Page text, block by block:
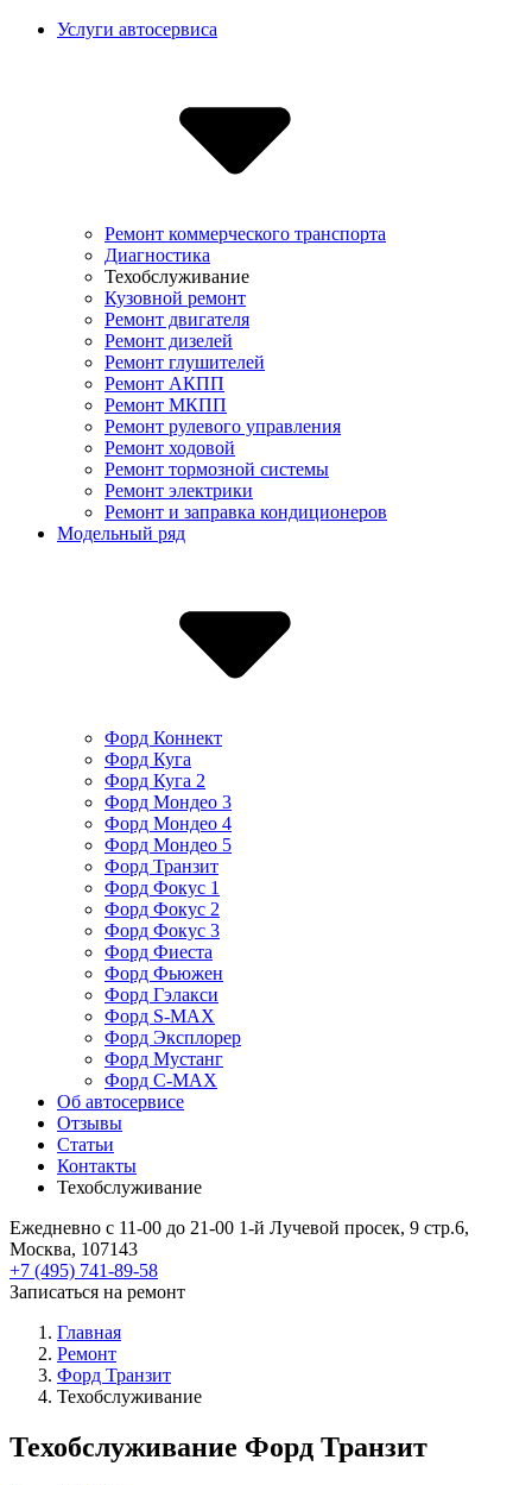
Услуги автосервиса
Ремонт коммерческого транспорта
Диагностика
Техобслуживание
Кузовной ремонт
Ремонт двигателя
Ремонт дизелей
Ремонт глушителей
Ремонт АКПП
Ремонт МКПП
Ремонт рулевого управления
Ремонт ходовой
Ремонт тормозной системы
Ремонт электрики
Ремонт и заправка кондиционеров
Модельный ряд
Форд Коннект
Форд Куга
Форд Куга 2
Форд Мондео 3
Форд Мондео 4
Форд Мондео 5
Форд Транзит
Форд Фокус 1
Форд Фокус 2
Форд Фокус 3
Форд Фиеста
Форд Фьюжен
Форд Гэлакси
Форд S-MAX
Форд Эксплорер
Форд Мустанг
Форд C-MAX
Об автосервисе
Отзывы
Статьи
Контакты
Техобслуживание
Ежедневно с 11-00 до 21-00 1-й Лучевой просек, 9 стр.6,
Москва, 107143
+7 (495) 741-89-58
Записаться на ремонт
Главная
Ремонт
Форд Транзит
Техобслуживание
Техобслуживание Форд Транзит